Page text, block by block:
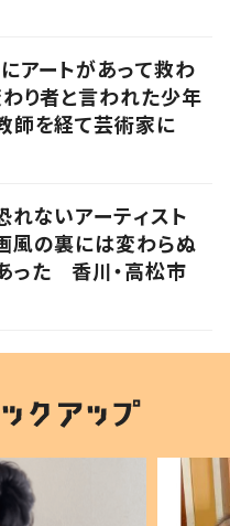
にアートがあって救わ
わり者と言われた少年
師を経て芸術家に
れないアーティスト
風の裏には変わらぬ
った 香川・高松市